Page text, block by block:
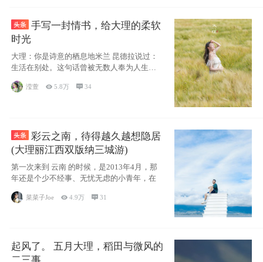
手写一封情书，给大理的柔软
时光
大理：你是诗意的栖息地米兰 昆德拉说过：
生活在别处。这句话曾被无数人奉为人生信
条，并
滢萱 5.8万 34
彩云之南，待得越久越想隐居
(大理丽江西双版纳三城游)
第一次来到 云南 的时候，是2013年4月，那
年还是个少不经事、无忧无虑的小青年，在
菜菜子Joe 4.9万  31
起风了。 五月大理，稻田与微风的